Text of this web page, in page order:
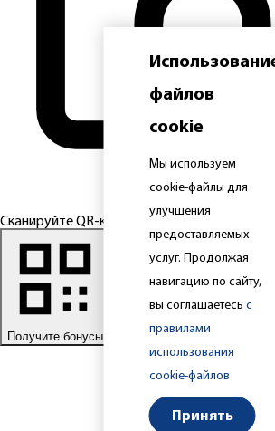
файлов
cookie
Мы используем
cookie-файлы для
улучшения
предоставляемых
услуг. Продолжая
навигацию по сайту,
вы соглашаетесь с
правилами
использования
cookie-файлов
Принять
Сканируйте QR-код
Получите бонусы